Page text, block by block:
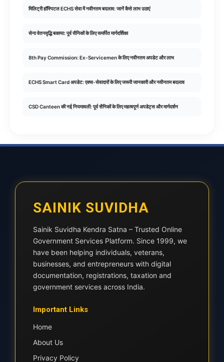
मिलिट्री हॉस्पिटल ECHS सेवा में नवीनतम बदलाव: जानें कैसे लाभ उठाएं
सेना वेतनवृद्धि बकाया: पूर्व सैनिकों के लिए समर्पित मार्गदर्शिका
8th Pay Commission: Ex-Servicemen के लिए नवीनतम अपडेट और लाभ
ECHS Smart Card अपडेट: एक्स-सेवादारों के लिए जरूरी जानकारी और नवीनतम बदलाव
CSD Canteen की नई नियमावली: पूर्व सैनिकों के लिए महत्वपूर्ण अपडेट्स और मार्गदर्शन
SAINIK SUVIDHA
Sainik Suvidha Kendra Satna – Trusted Online
Government Services Platform. Since 1999, we
have been helping individuals, veterans,
businesses, and entrepreneurs with digital
documentation, registrations, taxation and
government services across India.
Important Links
Home
About Us
Privacy Policy